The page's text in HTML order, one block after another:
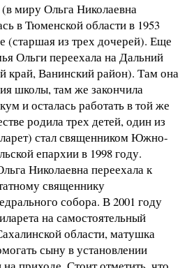
миру Ольга Николаевна
в Тюменской области в 1953
(старшая из трех дочерей). Еще
Ольги переехала на Дальний
край, Ванинский район). Там она
школы, там же закончила
и осталась работать в той же
родила трех детей, один из
стал священником Южно-
епархии в 1998 году.
Николаевна переехала к
священнику
собора. В 2001 году
на самостоятельный
области, матушка
сыну в установлении